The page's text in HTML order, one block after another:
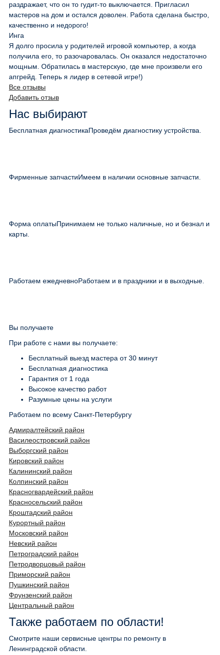
раздражает, что он то гудит-то выключается. Пригласил
мастеров на дом и остался доволен. Работа сделана быстро,
качественно и недорого!
Инга
Я долго просила у родителей игровой компьютер, а когда
получила его, то разочаровалась. Он оказался недостаточно
мощным. Обратилась в мастерскую, где мне произвели его
апгрейд. Теперь я лидер в сетевой игре!)
Все отзывы
Добавить отзыв
Нас выбирают
Бесплатная диагностикаПроведём диагностику устройства.
Фирменные запчастиИмеем в наличии основные запчасти.
Форма оплатыПринимаем не только наличные, но и безнал и
карты.
Работаем ежедневноРаботаем и в праздники и в выходные.
Вы получаете
При работе с нами вы получаете:
Бесплатный выезд мастера от 30 минут
Бесплатная диагностика
Гарантия от 1 года
Высокое качество работ
Разумные цены на услуги
Работаем по всему Санкт-Петербургу
Адмиралтейский район
Василеостровский район
Выборгский район
Кировский район
Калининский район
Колпинский район
Красногвардейский район
Красносельский район
Кроштадский район
Курортный район
Московский район
Невский район
Петроградский район
Петродворцовый район
Приморский район
Пушкинский район
Фрунзенский район
Центральный район
Также работаем по области!
Смотрите наши сервисные центры по ремонту в
Ленинградской области.